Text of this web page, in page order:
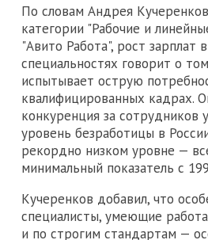
По словам Андрея
категории "Рабочие и
"Авито Работа", рост зарплат
специальностях говорит о
испытывает острую
квалифицированных кадрах.
конкуренция за сотрудников
уровень безработицы в
рекордно низком уровне —
минимальный показатель с
Кучеренков добавил, что
специалисты, умеющие
и по строгим стандартам —